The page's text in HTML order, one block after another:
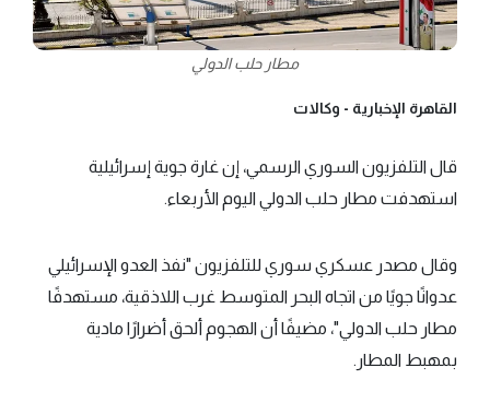
مطار حلب الدولي
القاهرة الإخبارية - وكالات
قال التلفزيون السوري الرسمي، إن غارة جوية إسرائيلية
استهدفت مطار حلب الدولي اليوم الأربعاء.
وقال مصدر عسكري سوري للتلفزيون "نفذ العدو الإسرائيلي
عدوانًا جويًا من اتجاه البحر المتوسط غرب اللاذقية، مستهدفًا
مطار حلب الدولي"، مضيفًا أن الهجوم ألحق أضرارًا مادية
بمهبط المطار.